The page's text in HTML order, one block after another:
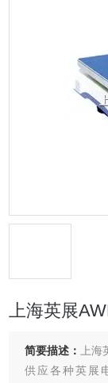
上海英展
简要描述：
上
供应各种英展